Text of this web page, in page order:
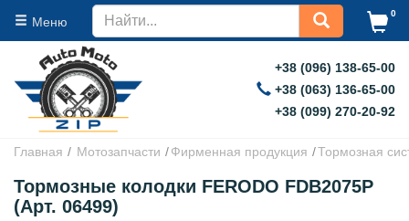
Меню
0
+38 (096) 138-65-00
+38 (063) 136-65-00
+38 (099) 270-20-92
Главная Мотозапчасти Фирменная продукция Тормозная
Тормозные колодки FERODO FDB2075P
(Арт. 06499)